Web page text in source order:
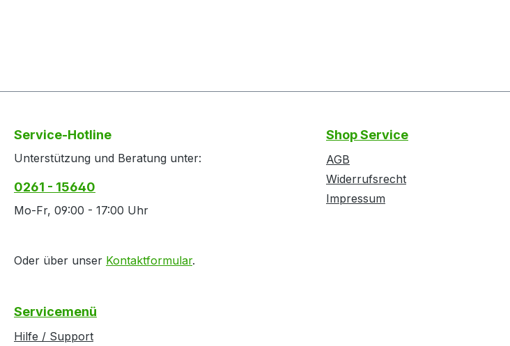
Service-Hotline
Unterstützung und Beratung unter:
0261 - 15640
Mo-Fr, 09:00 - 17:00 Uhr
Oder über unser Kontaktformular.
Shop Service
AGB
Widerrufsrecht
Impressum
Servicemenü
Hilfe / Support